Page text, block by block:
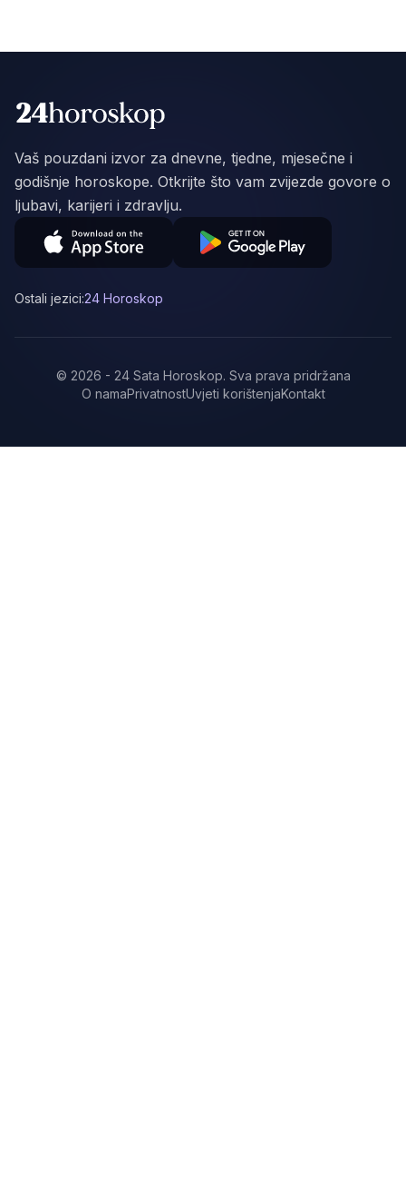
Vaš pouzdani izvor za dnevne, tjedne, mjesečne i
godišnje horoskope. Otkrijte što vam zvijezde govore o
ljubavi, karijeri i zdravlju.
Ostali jezici:24 Horoskop
© 2026 - 24 Sata Horoskop. Sva prava pridržana
O namaPrivatnostUvjeti korištenjaKontakt